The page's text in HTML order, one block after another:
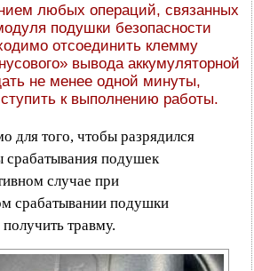
любых операций, связанных
подушки безопасности
отсоединить клемму
вывода аккумуляторной
не менее одной минуты,
к выполнению работы.
для того, чтобы разрядился
срабатывания подушек
случае при
срабатывании подушки
травму.